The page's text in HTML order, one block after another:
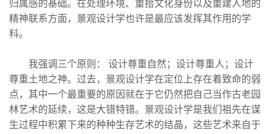
归属感的基础。在处理环境、重拾文化身份以及重建人地的
精神联系方面，景观设计学也许是最应该发挥其作用的学
科。
我强调三个原则： 设计尊重自然；设计尊重人；设计
尊重土地之神。过去，景观设计学在定位上存在着致命的弱
点，其中一个最重要的原因就在于它仍然把自己当作古老园
林艺术的延续，这是大错特错。景观设计学是我们祖先在谋
生过程中积累下来的种种生存艺术的结晶，这些艺术来自于